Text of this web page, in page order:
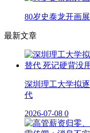
80岁史泰龙开画
最新文章
深圳理工大学拟
代
2026-07-08 0